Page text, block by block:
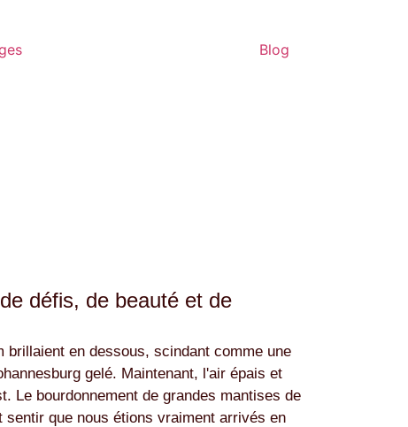
Blog
défis, de beauté et de
en dessous, scindant comme une
gelé. Maintenant, l'air épais et
Le bourdonnement de grandes mantises de
que nous étions vraiment arrivés en